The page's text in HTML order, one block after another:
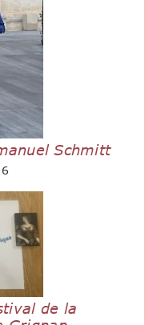
Schmitt
de la